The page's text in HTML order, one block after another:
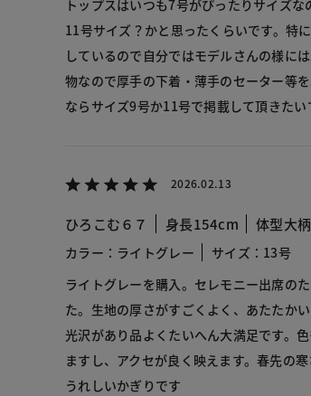
トップスはいつも7号がぴったりサイズ
11号サイズ？かと思ったくらいです。特
しているので自分ではモデルさんの様に
物なので厚手の下着・薄手のセーター等
ならサイズ9号か11号で掲載して頂きたい
2026.02.13
ひろこむ６７ 身長154cm 体型大柄
カラー：ライトグレー
サイズ：13号
ライトグレーを購入。セレモニー出席の
た。生地の厚さがすごくよく、あたたか
光沢があり品よくたいへん大満足です。
ますし、アクセが良く映えます。春先の
うれしいかぎりです